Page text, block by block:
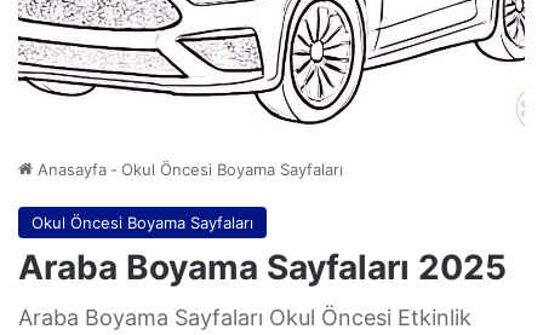
Anasayfa - Okul Öncesi Boyama Sayfaları
Okul Öncesi Boyama Sayfaları
Araba Boyama Sayfaları 2025
Araba Boyama Sayfaları Okul Öncesi Etkinlik